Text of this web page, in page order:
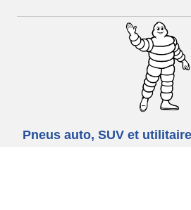
Pneus auto, SUV et utilitaire